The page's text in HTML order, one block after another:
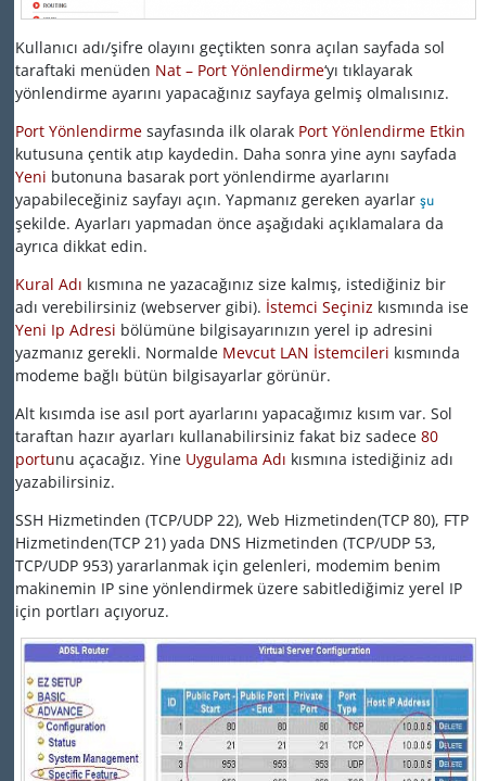
Kullanıcı adı/şifre olayını geçtikten sonra açılan sayfada sol
taraftaki menüden Nat – Port Yönlendirme‘yı tıklayarak
yönlendirme ayarını yapacağınız sayfaya gelmiş olmalısınız.
Port Yönlendirme sayfasında ilk olarak Port Yönlendirme Etkin
kutusuna çentik atıp kaydedin. Daha sonra yine aynı sayfada
Yeni butonuna basarak port yönlendirme ayarlarını
yapabileceğiniz sayfayı açın. Yapmanız gereken ayarlar şu
şekilde. Ayarları yapmadan önce aşağıdaki açıklamalara da
ayrıca dikkat edin.
Kural Adı kısmına ne yazacağınız size kalmış, istediğiniz bir
adı verebilirsiniz (webserver gibi). İstemci Seçiniz kısmında ise
Yeni Ip Adresi bölümüne bilgisayarınızın yerel ip adresini
yazmanız gerekli. Normalde Mevcut LAN İstemcileri kısmında
modeme bağlı bütün bilgisayarlar görünür.
Alt kısımda ise asıl port ayarlarını yapacağımız kısım var. Sol
taraftan hazır ayarları kullanabilirsiniz fakat biz sadece 80
portunu açacağız. Yine Uygulama Adı kısmına istediğiniz adı
yazabilirsiniz.
SSH Hizmetinden (TCP/UDP 22), Web Hizmetinden(TCP 80), FTP
Hizmetinden(TCP 21) yada DNS Hizmetinden (TCP/UDP 53,
TCP/UDP 953) yararlanmak için gelenleri, modemim benim
makinemin IP sine yönlendirmek üzere sabitlediğimiz yerel IP
için portları açıyoruz.